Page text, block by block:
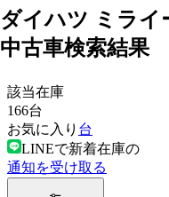
ダイハツ ミラ
中古車検索結果
該当在庫
166台
お気に入り 台
LINEで新着在庫の
通知を受け取る